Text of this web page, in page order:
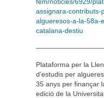
assignara-contributs-
algueresos-a-la-58a-
catalana-destiu
Plataforma per la
d’estudis per
35 anys per finançar
edició de la